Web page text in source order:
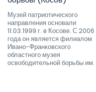
Музей патриотического
направления основали
11.03.1999 г. в Косове. С 2006
года он является филиалом
Ивано-Франковского
областного музея
освободительной борьбы им.